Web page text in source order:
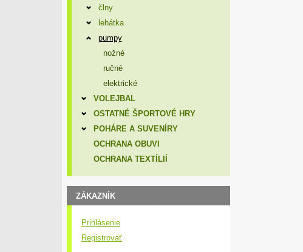
člny
lehátka
pumpy
nožné
ručné
elektrické
VOLEJBAL
OSTATNÉ ŠPORTOVÉ HRY
POHÁRE A SUVENÍRY
OCHRANA OBUVI
OCHRANA TEXTÍLIÍ
ZÁKAZNÍK
Prihlásenie
Registrovať